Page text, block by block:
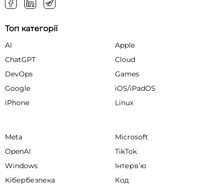
Топ категорії
AI
Apple
ChatGPT
Cloud
DevOps
Games
Google
iOS/iPadOS
iPhone
Linux
Meta
Microsoft
OpenAI
TikTok
Windows
Інтервʼю
Кібербезпека
Код